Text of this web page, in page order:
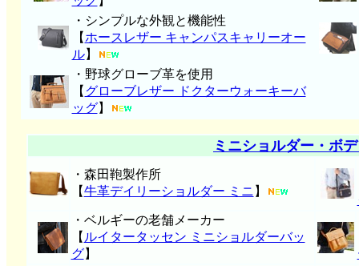
・シンプルな外観と機能性
【 ホースレザー キャンパスキャリーオー
ル】
・野球グローブ革を使用
【 グローブレザー ドクターウォーキーバ
ッグ】
ミニショルダー・ボ
・森田鞄製作所
【牛革デイリーショルダー ミニ 】
・ベルギーの老舗メーカー
【 ルイタータッセン ミニショルダーバッ
グ】